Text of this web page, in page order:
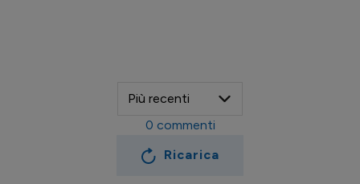
Ricarica
0 commenti